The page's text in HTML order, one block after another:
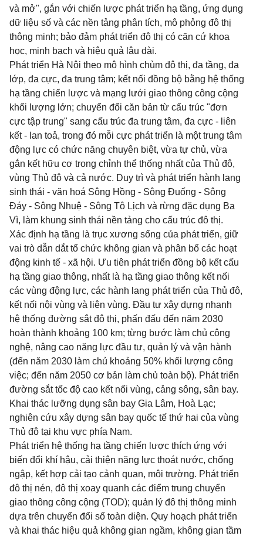
và mở", gắn với chiến lược phát triển hạ tầng, ứng dụng
dữ liệu số và các nền tảng phân tích, mô phỏng đô thị
thông minh; bảo đảm phát triển đô thị có căn cứ khoa
học, minh bạch và hiệu quả lâu dài.
Phát triển Hà Nội theo mô hình chùm đô thị, đa tầng, đa
lớp, đa cực, đa trung tâm; kết nối đồng bộ bằng hệ thống
hạ tầng chiến lược và mạng lưới giao thông công cộng
khối lượng lớn; chuyển đổi căn bản từ cấu trúc "đơn
cực tập trung" sang cấu trúc đa trung tâm, đa cực - liên
kết - lan toả, trong đó mỗi cực phát triển là một trung tâm
động lực có chức năng chuyên biệt, vừa tự chủ, vừa
gắn kết hữu cơ trong chỉnh thể thống nhất của Thủ đô,
vùng Thủ đô và cả nước. Duy trì và phát triển hành lang
sinh thái - văn hoá Sông Hồng - Sông Đuống - Sông
Đáy - Sông Nhuệ - Sông Tô Lịch và rừng đặc dụng Ba
Vì, làm khung sinh thái nền tảng cho cấu trúc đô thị.
Xác định hạ tầng là trục xương sống của phát triển, giữ
vai trò dẫn dắt tổ chức không gian và phân bổ các hoạt
động kinh tế - xã hội. Ưu tiên phát triển đồng bộ kết cấu
hạ tầng giao thông, nhất là hạ tầng giao thông kết nối
các vùng động lực, các hành lang phát triển của Thủ đô,
kết nối nội vùng và liên vùng. Đầu tư xây dựng nhanh
hệ thống đường sắt đô thị, phấn đấu đến năm 2030
hoàn thành khoảng 100 km; từng bước làm chủ công
nghệ, nâng cao năng lực đầu tư, quản lý và vận hành
(đến năm 2030 làm chủ khoảng 50% khối lượng công
việc; đến năm 2050 cơ bản làm chủ toàn bộ). Phát triển
đường sắt tốc độ cao kết nối vùng, cảng sông, sân bay.
Khai thác lưỡng dụng sân bay Gia Lâm, Hoà Lạc;
nghiên cứu xây dựng sân bay quốc tế thứ hai của vùng
Thủ đô tại khu vực phía Nam.
Phát triển hệ thống hạ tầng chiến lược thích ứng với
biến đổi khí hậu, cải thiện năng lực thoát nước, chống
ngập, kết hợp cải tạo cảnh quan, môi trường. Phát triển
đô thị nén, đô thị xoay quanh các điểm trung chuyển
giao thông công cộng (TOD); quản lý đô thị thông minh
dựa trên chuyển đổi số toàn diện. Quy hoạch phát triển
và khai thác hiệu quả không gian ngầm, không gian tầm